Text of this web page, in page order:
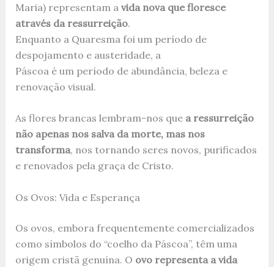
Maria) representam a vida nova que floresce
através da ressurreição.
Enquanto a Quaresma foi um período de
despojamento e austeridade, a
Páscoa é um período de abundância, beleza e
renovação visual.
As flores brancas lembram-nos que a ressurreição
não apenas nos salva da morte, mas nos
transforma, nos tornando seres novos, purificados
e renovados pela graça de Cristo.
Os Ovos: Vida e Esperança
Os ovos, embora frequentemente comercializados
como símbolos do “coelho da Páscoa”, têm uma
origem cristã genuína. O ovo representa a vida